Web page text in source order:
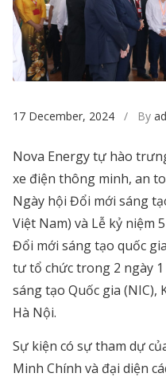
17 December, 2024 / By
Nova Energy tự hào
xe điện thông minh, an
Ngày hội Đổi mới sáng
Việt Nam) và Lễ kỷ niệm
Đổi mới sáng tạo quốc
tư tổ chức trong 2 ngày
sáng tạo Quốc gia (NIC),
Hà Nội.
Sự kiện có sự tham dự
Minh Chính và đại diện